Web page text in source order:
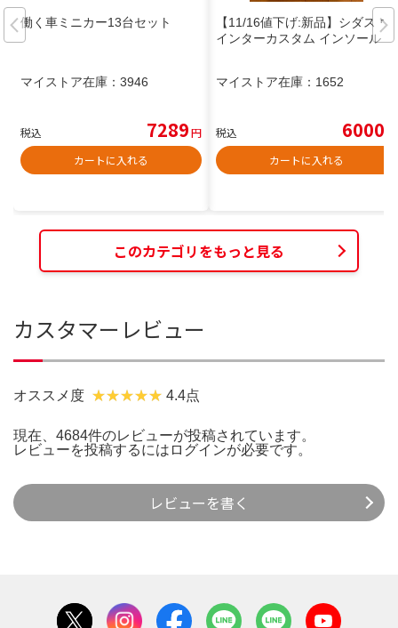
働く車ミニカー13台セット
マイストア在庫： 3946
税込 7289円
カートに入れる
【11/16値下げ:新品】シダス ウ
インターカスタム インソール
マイストア在庫： 1652
税込 6000
カートに入れる
このカテゴリをもっと見る
カスタマーレビュー
オススメ度 4.4点
現在、4684件のレビューが投稿されています。
レビューを投稿するには ログインが必要です。
レビューを書く